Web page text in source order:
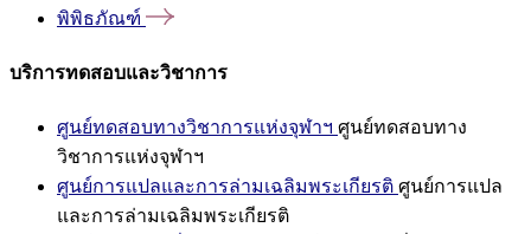
พิพิธภัณฑ์
บริการทดสอบและวิชาการ
ศูนย์ทดสอบทางวิชาการแห่งจุฬาฯ ศูนย์ทดสอบทาง
วิชาการแห่งจุฬาฯ
ศูนย์การแปลและการล่ามเฉลิมพระเกียรติ ศูนย์การแปล
และการล่ามเฉลิมพระเกียรติ